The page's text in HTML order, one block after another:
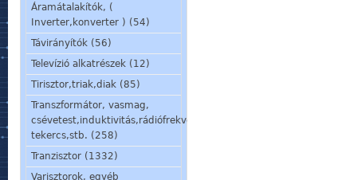
Áramátalakítók, (
Inverter,konverter ) (54)
Távirányítók (56)
Televízió alkatrészek (12)
Tirisztor,triak,diak (85)
Transzformátor, vasmag,
csévetest,induktivitás,rádiófrekvenciás
tekercs,stb. (258)
Tranzisztor (1332)
Varisztorok, egyéb